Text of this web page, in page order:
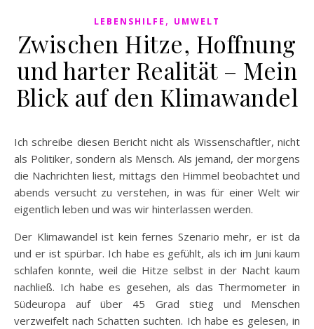
LEBENSHILFE , UMWELT
Zwischen Hitze, Hoffnung
und harter Realität – Mein
Blick auf den Klimawandel
Ich schreibe diesen Bericht nicht als Wissenschaftler, nicht
als Politiker, sondern als Mensch. Als jemand, der morgens
die Nachrichten liest, mittags den Himmel beobachtet und
abends versucht zu verstehen, in was für einer Welt wir
eigentlich leben und was wir hinterlassen werden.
Der Klimawandel ist kein fernes Szenario mehr, er ist da
und er ist spürbar. Ich habe es gefühlt, als ich im Juni kaum
schlafen konnte, weil die Hitze selbst in der Nacht kaum
nachließ. Ich habe es gesehen, als das Thermometer in
Südeuropa auf über 45 Grad stieg und Menschen
verzweifelt nach Schatten suchten. Ich habe es gelesen, in